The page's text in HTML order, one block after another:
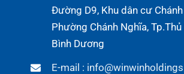
Đường D9, Khu dân cư
Phường Chánh Nghĩa,
Bình Dương
E-mail :